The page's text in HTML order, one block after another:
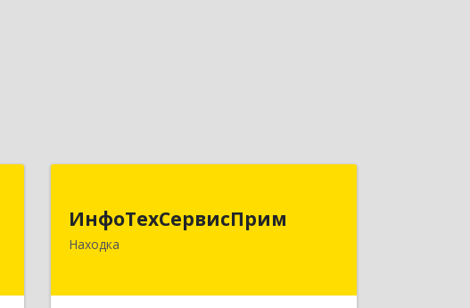
ИнфоТехСервисПрим
Находка
692916, Приморский край, Находка г,
Чернышевского ул, дом № 36, оф.305
Подробнее